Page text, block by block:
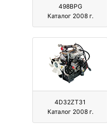
498BPG
Каталог 2008 г.
4D32ZT31
Каталог 2008 г.